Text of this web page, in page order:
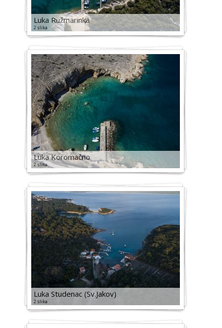
Luka Ružmarinka
2 slika
Luka Koromačno
2 slika
Luka Studenac (Sv.Jakov)
2 slika